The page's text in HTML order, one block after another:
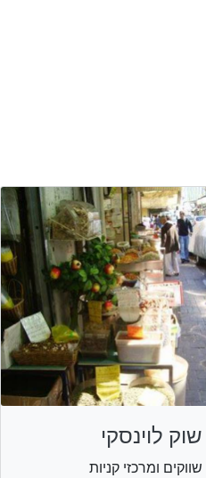
שוק לוינסקי
שווקים ומרכזי קניות